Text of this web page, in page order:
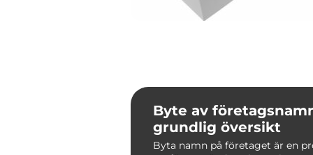
Byte av
grundlig översikt
Byta namn på företaget är en